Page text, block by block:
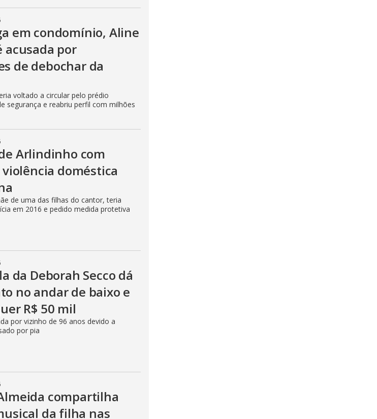
em condomínio, Aline
acusada por
de debochar da
voltado a circular pelo prédio
segurança e reabriu perfil com milhões
Arlindinho com
doméstica
de uma das filhas do cantor, teria
em 2016 e pedido medida protetiva
da Deborah Secco dá
no andar de baixo e
R$ 50 mil
por vizinho de 96 anos devido a
por pia
compartilha
da filha nas